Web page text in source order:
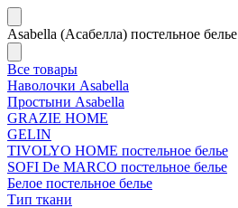
Asabella (Асабелла) постельное белье
Все товары
Наволочки Asabella
Простыни Asabella
GRAZIE HOME
GELIN
TIVOLYO HOME постельное белье
SOFI De MARCO постельное белье
Белое постельное белье
Тип ткани